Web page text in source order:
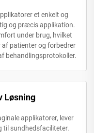
et enkelt og
og præcis applikation.
under brug, hvilket
af patienter og forbedrer
behandlingsprotokoller.
Løsning
applikatorer, lever
til sundhedsfaciliteter.